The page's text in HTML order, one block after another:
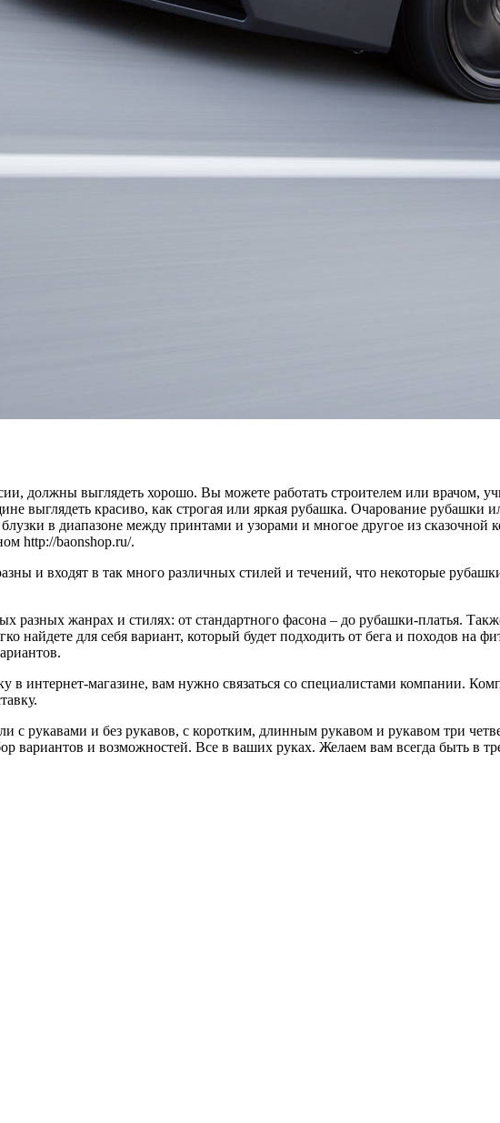
должны выглядеть хорошо. Вы можете работать строителем или
выглядеть красиво, как строгая или яркая рубашка. Очарование рубашки
в диапазоне между принтами и узорами и многое другое из
http://baonshop.ru/.
и входят в так много различных стилей и течений, что некоторые
жанрах и стилях: от стандартного фасона – до рубашки-платья.
найдете для себя вариант, который будет подходить от бега и походов на
в интернет-магазине, вам нужно связаться со специалистами компании.
с рукавами и без рукавов, с коротким, длинным рукавом и рукавом три
вариантов и возможностей. Все в ваших руках. Желаем вам всегда быть в